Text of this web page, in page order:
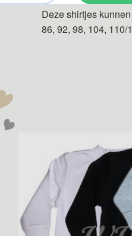
Deze shirtjes
86, 92, 98, 104, 110/